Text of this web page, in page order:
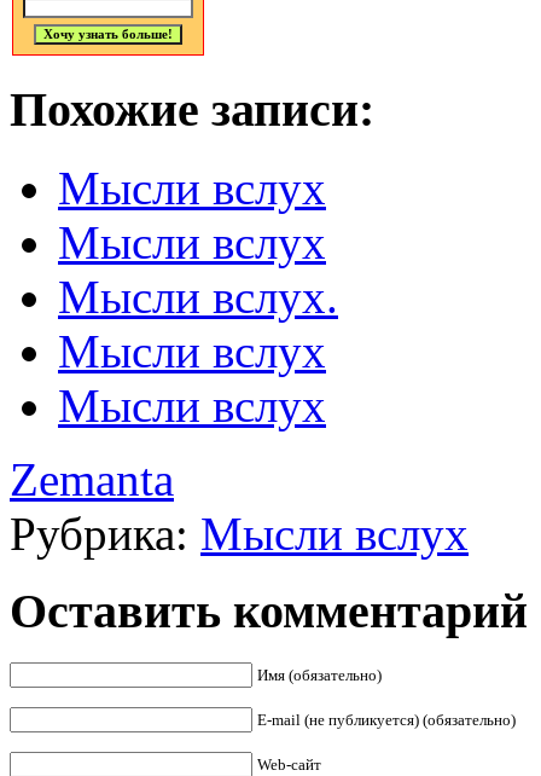
Похожие записи:
Мысли вслух
Мысли вслух
Мысли вслух.
Мысли вслух
Мысли вслух
Zemanta
Рубрика: Мысли вслух
Оставить комментарий
Имя (обязательно)
E-mail (не публикуется) (обязательно)
Web-сайт